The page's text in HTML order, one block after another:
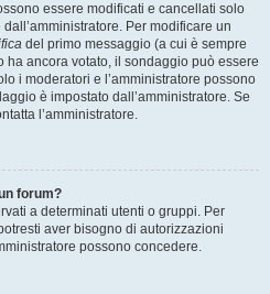
essere modificati e cancellati solo
Per modificare un
del primo messaggio (a cui è sempre
ancora votato, il sondaggio può essere
i moderatori e l’amministratore possono
è impostato dall’amministratore. Se
l’amministratore.
forum?
a determinati utenti o gruppi. Per
aver bisogno di autorizzazioni
possono concedere.